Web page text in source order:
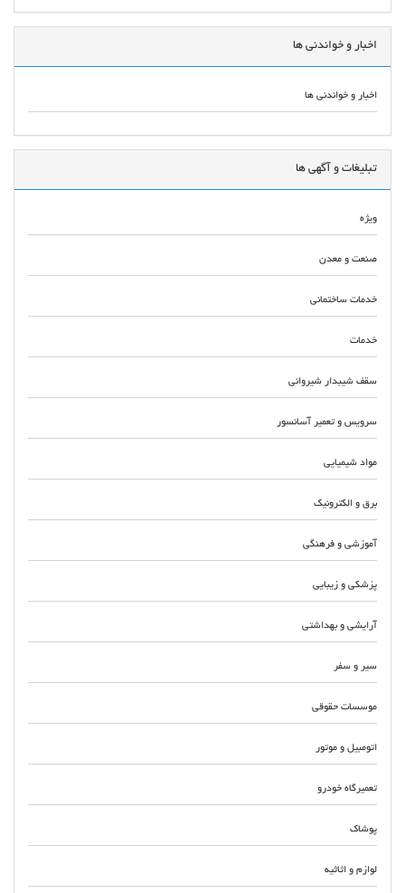
اخبار و خواندنی ها
اخبار و خواندنی ها
تبلیغات و آگهی ها
ویژه
صنعت و معدن
خدمات ساختمانی
خدمات
سقف شیبدار شیروانی
سرویس و تعمیر آسانسور
مواد شیمیایی
برق و الکترونیک
آموزشی و فرهنگی
پزشکی و زیبایی
آرایشی و بهداشتی
سیر و سفر
موسسات حقوقی
اتومبیل و موتور
تعمیرگاه خودرو
پوشاک
لوازم و اثاثیه